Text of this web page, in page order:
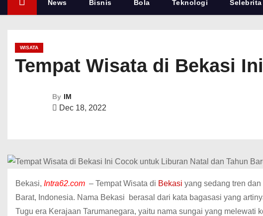
News Bisnis Bola Teknologi Selebrita
WISATA
Tempat Wisata di Bekasi
By IM
Dec 18, 2022
Bekasi, Intra62.com – Tempat Wisata di Bekasi yang sedang tren dan
Barat, Indonesia. Nama Bekasi
berasal dari kata bagasasi yang
Tugu era Kerajaan Tarumanegara, yaitu nama sungai yang melewati